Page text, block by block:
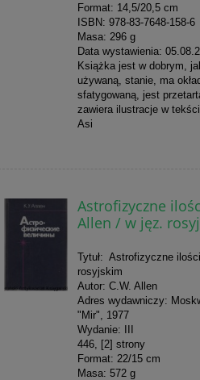
Format: 14,5/20,5 cm
ISBN: 978-83-7648-158-6
Masa: 296 g
Data wystawienia:
Książka jest w dobrym,
używaną, stanie, ma
sfatygowaną, jest
zawiera ilustracje w
Asi
Astrofizyczne
Allen / w jęz.
Tytuł: Astrofizyczne
rosyjskim
Autor: C.W. Allen
Adres wydawniczy:
"Mir", 1977
Wydanie: III
446, [2] strony
Format: 22/15 cm
Masa: 572 g